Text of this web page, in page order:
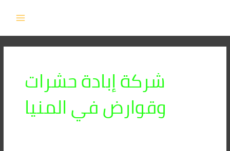
شركة إبادة حشرات
وقوارض في المنيا